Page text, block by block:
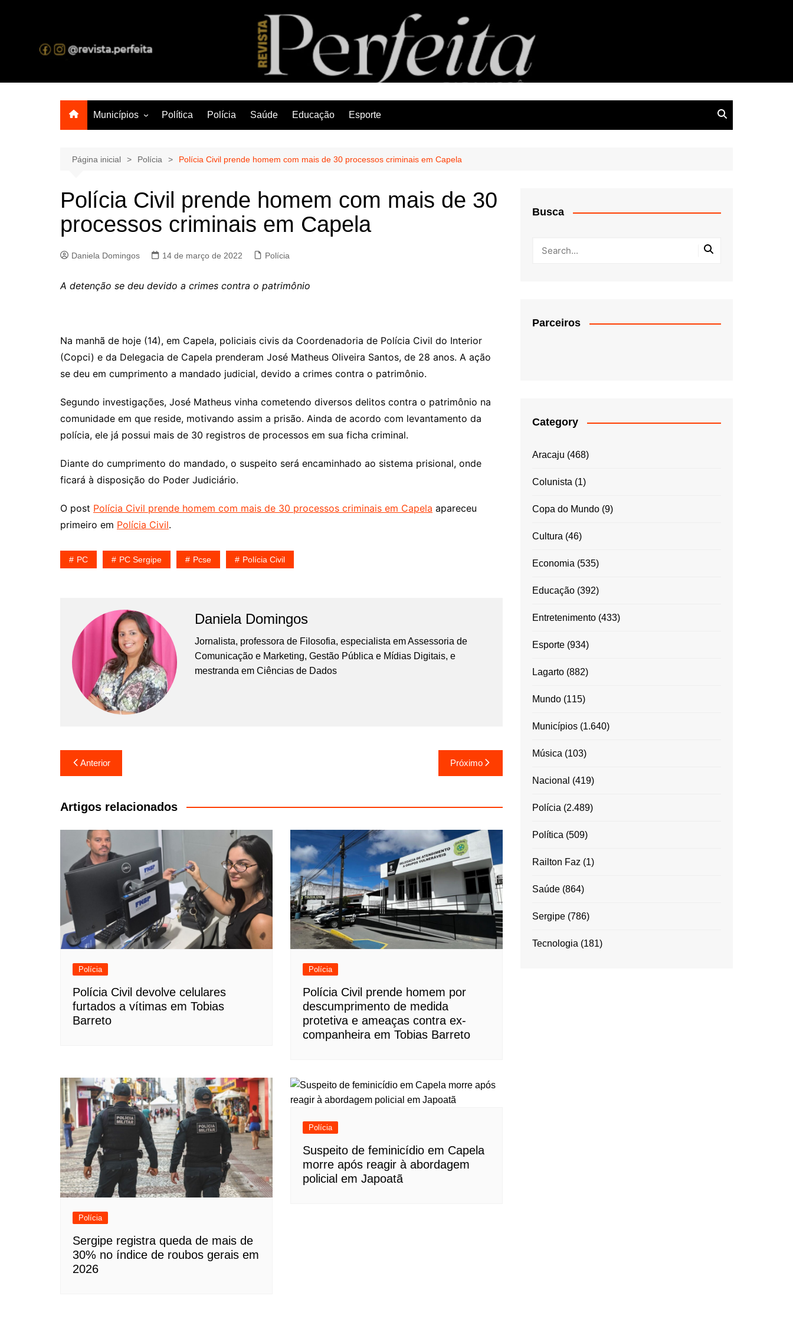
Revista Perfeita
A melhor revista eletrônica do interior de Sergipe
Municípios
Lagarto
Política Polícia Saúde Educação Esporte
Página inicial Polícia Polícia Civil prende homem com mais de 30 processos criminais em Capela
Polícia Civil prende homem com mais de 30
processos criminais em Capela
Daniela Domingos 14 de março de 2022 Polícia
A detenção se deu devido a crimes contra o patrimônio
Na manhã de hoje (14), em Capela, policiais civis da Coordenadoria de Polícia Civil do Interior
(Copci) e da Delegacia de Capela prenderam José Matheus Oliveira Santos, de 28 anos. A ação
se deu em cumprimento a mandado judicial, devido a crimes contra o patrimônio.
Segundo investigações, José Matheus vinha cometendo diversos delitos contra o patrimônio na
comunidade em que reside, motivando assim a prisão. Ainda de acordo com levantamento da
polícia, ele já possui mais de 30 registros de processos em sua ficha criminal.
Diante do cumprimento do mandado, o suspeito será encaminhado ao sistema prisional, onde
ficará à disposição do Poder Judiciário.
O post Polícia Civil prende homem com mais de 30 processos criminais em Capela apareceu
primeiro em Polícia Civil.
PC PC Sergipe Pcse Polícia Civil
Daniela Domingos
Jornalista, professora de Filosofia, especialista em Assessoria de
Comunicação e Marketing, Gestão Pública e Mídias Digitais, e
mestranda em Ciências de Dados
Navegação
de
Post
Anterior Próximo
Artigos relacionados
Polícia
Polícia Civil devolve celulares
furtados a vítimas em Tobias
Barreto
Polícia
Polícia Civil prende homem por
descumprimento de medida
protetiva e ameaças contra ex-
companheira em Tobias Barreto
Polícia
Sergipe registra queda de mais de
30% no índice de roubos gerais em
2026
Polícia
Suspeito de feminicídio em Capela
morre após reagir à abordagem
policial em Japoatã
Busca
Parceiros
Category
Aracaju (468)
Colunista (1)
Copa do Mundo (9)
Cultura (46)
Economia (535)
Educação (392)
Entretenimento (433)
Esporte (934)
Lagarto (882)
Mundo (115)
Municípios (1.640)
Música (103)
Nacional (419)
Polícia (2.489)
Política (509)
Railton Faz (1)
Saúde (864)
Sergipe (786)
Tecnologia (181)